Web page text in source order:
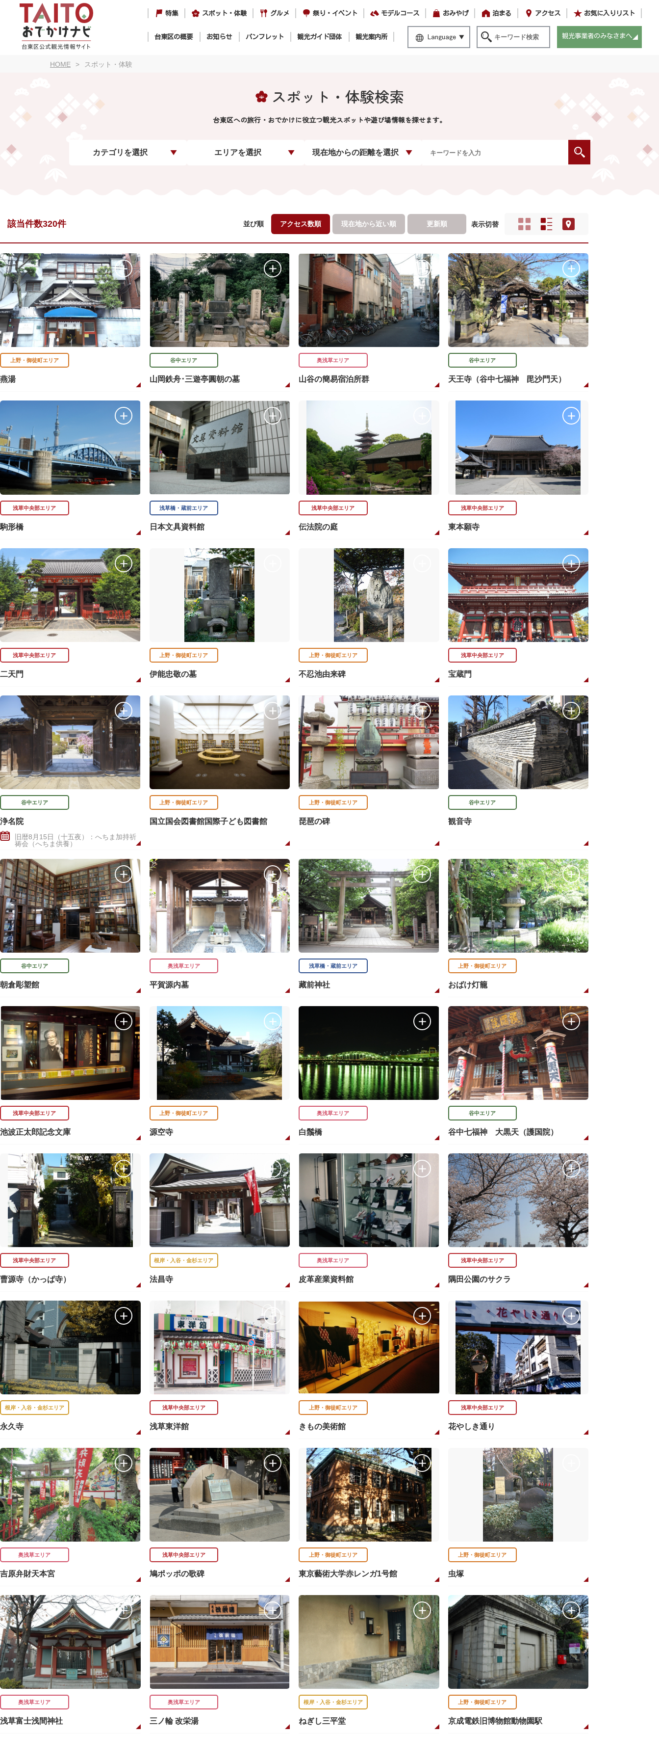
特集 スポット・体験 グルメ 祭り・イベント モデルコース おみやげ 泊まる アクセス お気に入りリスト
台東区の概要 お知らせ パンフレット 観光ガイド団体 観光案内所 Language 観光事業者のみなさまへ
HOME スポット・体験
スポット・体験検索
台東区への旅行・おでかけに役立つ観光スポットや遊び場情報を探せます。
カテゴリを選択 エリアを選択 現在地からの距離を選択
該当件数320件 並び順 アクセス数順 現在地から近い順 更新順 表示切替
上野・御徒町エリア
燕湯
谷中エリア
山岡鉄舟･三遊亭圓朝の墓
奥浅草エリア
山谷の簡易宿泊所群
谷中エリア
天王寺（谷中七福神 毘沙門天）
浅草中央部エリア
駒形橋
浅草橋・蔵前エリア
日本文具資料館
浅草中央部エリア
伝法院の庭
浅草中央部エリア
東本願寺
浅草中央部エリア
二天門
上野・御徒町エリア
伊能忠敬の墓
上野・御徒町エリア
不忍池由来碑
浅草中央部エリア
宝蔵門
谷中エリア
浄名院
旧暦8月15日（十五夜）：へちま加持祈
祷会（へちま供養）
上野・御徒町エリア
国立国会図書館国際子ども図書館
上野・御徒町エリア
琵琶の碑
谷中エリア
観音寺
谷中エリア
朝倉彫塑館
奥浅草エリア
平賀源内墓
浅草橋・蔵前エリア
藏前神社
上野・御徒町エリア
おばけ灯籠
浅草中央部エリア
池波正太郎記念文庫
上野・御徒町エリア
源空寺
奥浅草エリア
白鬚橋
谷中エリア
谷中七福神 大黒天（護国院）
浅草中央部エリア
曹源寺（かっぱ寺）
根岸・入谷・金杉エリア
法昌寺
奥浅草エリア
皮革産業資料館
浅草中央部エリア
隅田公園のサクラ
根岸・入谷・金杉エリア
永久寺
浅草中央部エリア
浅草東洋館
上野・御徒町エリア
きもの美術館
浅草中央部エリア
花やしき通り
奥浅草エリア
吉原弁財天本宮
浅草中央部エリア
鳩ポッポの歌碑
上野・御徒町エリア
東京藝術大学赤レンガ1号館
上野・御徒町エリア
虫塚
奥浅草エリア
浅草富士浅間神社
奥浅草エリア
三ノ輪 改栄湯
根岸・入谷・金杉エリア
ねぎし三平堂
上野・御徒町エリア
京成電鉄旧博物館動物園駅